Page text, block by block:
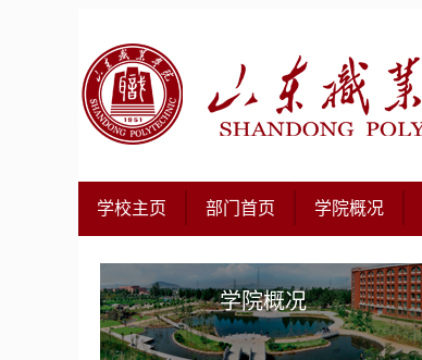
学校主页 部门首页 学院概况
学院概况